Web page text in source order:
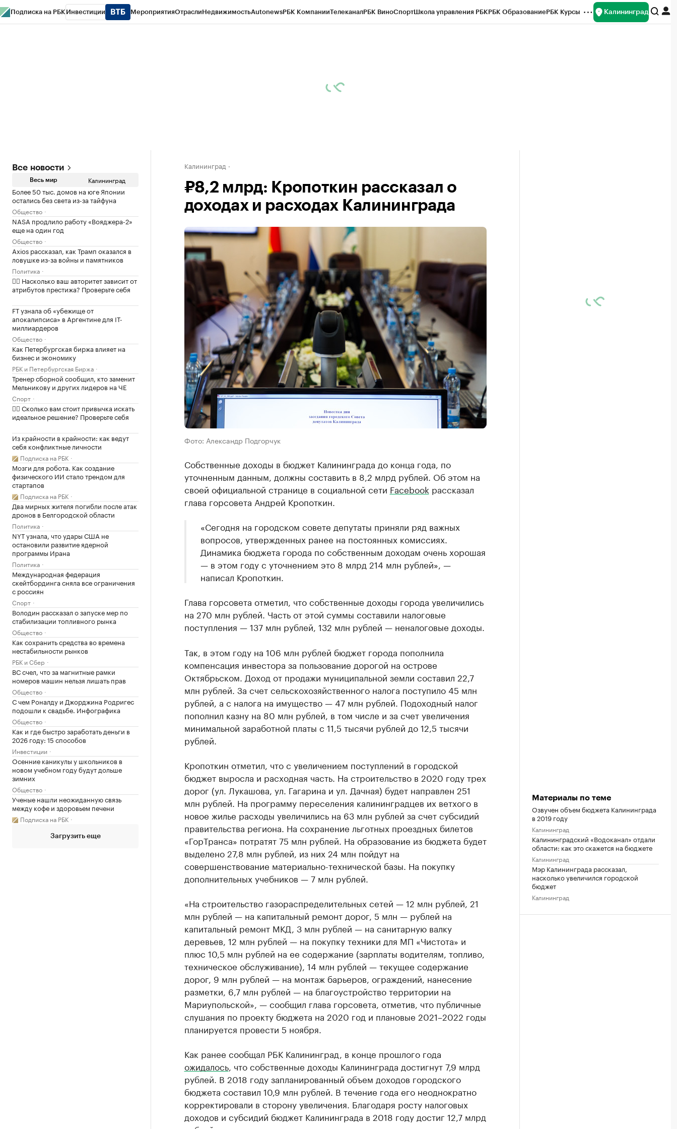
Подписка на РБК Инвестиции МероприятияОтраслиНедвижимостьAutonewsРБК КомпанииТелеканалРБК ВиноСпортШкола управления РБКРБК ОбразованиеРБК Курсы Калининград
Все новости
Весь мир Калининград
Более 50 тыс. домов на юге Японии
остались без света из-за тайфуна
Общество
NASA продлило работу «Вояджера-2»
еще на один год
Общество
Axios рассказал, как Трамп оказался в
ловушке из-за войны и памятников
Политика
✍🏻 Насколько ваш авторитет зависит от
атрибутов престижа? Проверьте себя
FT узнала об «убежище от
апокалипсиса» в Аргентине для IT-
миллиардеров
Общество
Как Петербургская биржа влияет на
бизнес и экономику
РБК и Петербургская Биржа
Тренер сборной сообщил, кто заменит
Мельникову и других лидеров на ЧЕ
Спорт
✍🏻 Сколько вам стоит привычка искать
идеальное решение? Проверьте себя
Из крайности в крайности: как ведут
себя конфликтные личности
Подписка на РБК
Мозги для робота. Как создание
физического ИИ стало трендом для
стартапов
Подписка на РБК
Два мирных жителя погибли после атак
дронов в Белгородской области
Политика
NYT узнала, что удары США не
остановили развитие ядерной
программы Ирана
Политика
Международная федерация
скейтбординга сняла все ограничения
с россиян
Спорт
Володин рассказал о запуске мер по
стабилизации топливного рынка
Общество
Как сохранить средства во времена
нестабильности рынков
РБК и Сбер
ВС счел, что за магнитные рамки
номеров машин нельзя лишать прав
Общество
С чем Роналду и Джорджина Родригес
подошли к свадьбе. Инфографика
Общество
Как и где быстро заработать деньги в
2026 году: 15 способов
Инвестиции
Осенние каникулы у школьников в
новом учебном году будут дольше
зимних
Общество
Ученые нашли неожиданную связь
между кофе и здоровьем печени
Подписка на РБК
Загрузить еще
Калининград
₽8,2 млрд: Кропоткин рассказал о
доходах и расходах Калининграда
Фото: Александр Подгорчук
Собственные доходы в бюджет Калининграда до конца года, по
уточненным данным, должны составить в 8,2 млрд рублей. Об этом на
своей официальной странице в социальной сети Facebook рассказал
глава горсовета Андрей Кропоткин.
«Сегодня на городском совете депутаты приняли ряд важных
вопросов, утвержденных ранее на постоянных комиссиях.
Динамика бюджета города по собственным доходам очень хорошая
— в этом году с уточнением это 8 млрд 214 млн рублей», —
написал Кропоткин.
Глава горсовета отметил, что собственные доходы города увеличились
на 270 млн рублей. Часть от этой суммы составили налоговые
поступления — 137 млн рублей, 132 млн рублей — неналоговые доходы.
Так, в этом году на 106 млн рублей бюджет города пополнила
компенсация инвестора за пользование дорогой на острове
Октябрьском. Доход от продажи муниципальной земли составил 22,7
млн рублей. За счет сельскохозяйственного налога поступило 45 млн
рублей, а с налога на имущество — 47 млн рублей. Подоходный налог
пополнил казну на 80 млн рублей, в том числе и за счет увеличения
минимальной заработной платы с 11,5 тысячи рублей до 12,5 тысячи
рублей.
Кропоткин отметил, что с увеличением поступлений в городской
бюджет выросла и расходная часть. На строительство в 2020 году трех
дорог (ул. Лукашова, ул. Гагарина и ул. Дачная) будет направлен 251
млн рублей. На программу переселения калининградцев их ветхого в
новое жилье расходы увеличились на 63 млн рублей за счет субсидий
правительства региона. На сохранение льготных проездных билетов
«ГорТранса» потратят 75 млн рублей. На образование из бюджета будет
выделено 27,8 млн рублей, из них 24 млн пойдут на
совершенствование материально-технической базы. На покупку
дополнительных учебников — 7 млн рублей.
«На строительство газораспределительных сетей — 12 млн рублей, 21
млн рублей — на капитальный ремонт дорог, 5 млн — рублей на
капитальный ремонт МКД, 3 млн рублей — на санитарную валку
деревьев, 12 млн рублей — на покупку техники для МП «Чистота» и
плюс 10,5 млн рублей на ее содержание (зарплаты водителям, топливо,
техническое обслуживание), 14 млн рублей — текущее содержание
дорог, 9 млн рублей — на монтаж барьеров, ограждений, нанесение
разметки, 6,7 млн рублей — на благоустройство территории на
Мариупольской», — сообщил глава горсовета, отметив, что публичные
слушания по проекту бюджета на 2020 год и плановые 2021–2022 годы
планируется провести 5 ноября.
Как ранее сообщал РБК Калининград, в конце прошлого года
ожидалось, что собственные доходы Калининграда достигнут 7,9 млрд
рублей. В 2018 году запланированный объем доходов городского
бюджета составил 10,9 млн рублей. В течение года его неоднократно
корректировали в сторону увеличения. Благодаря росту налоговых
доходов и субсидий бюджет Калининграда в 2018 году достиг 12,7 млрд
Материалы по теме
Озвучен объем бюджета Калининграда
в 2019 году
Калининград
Калининградский «Водоканал» отдали
области: как это скажется на бюджете
Калининград
Мэр Калининграда рассказал,
насколько увеличился городской
бюджет
Калининград